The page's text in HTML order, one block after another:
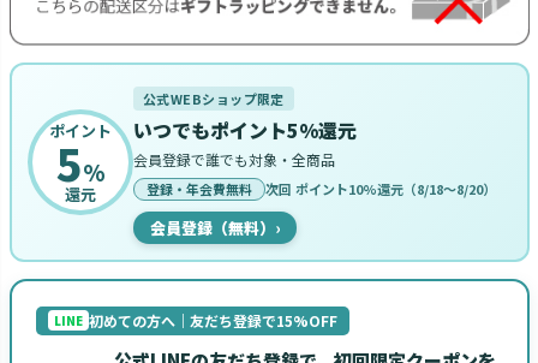
ポイント
5%
還元
公式WEBショップ限定
いつでもポイント5%還元
会員登録で誰でも対象・全商品
登録・年会費無料 次回 ポイント10%還元（8/18〜8/20）
会員登録（無料） ›
LINE 初めての方へ｜友だち登録で15%OFF